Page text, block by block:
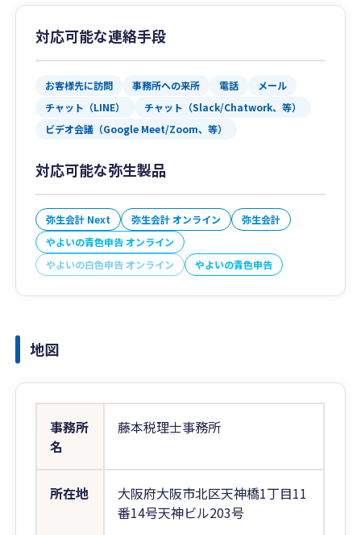
対応可能な連絡手段
お客様先に訪問 事務所への来所 電話
メール
チャット（LINE）
チャット（Slack/Chatwork、等）
ビデオ会議（Google Meet/Zoom、等）
対応可能な弥生製品
弥生会計 Next 弥生会計 オンライン
弥生会計
やよいの青色申告 オンライン
やよいの白色申告 オンライン
やよいの青色申告
地図
事務所
名
藤本税理士事務所
所在地
大阪府大阪市北区天神橋1丁目11
番14号天神ビル203号